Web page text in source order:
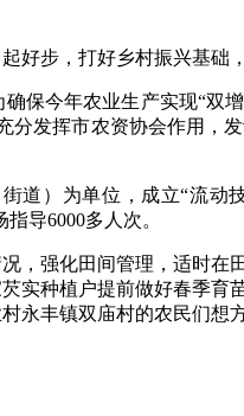
步，打好乡村振兴基础
保今年农业生产实现“
发挥市农资协会作用
道）为单位，成立“流
导6000多人次。
，强化田间管理，适时
实种植户提前做好春季
永丰镇双庙村的农民们想